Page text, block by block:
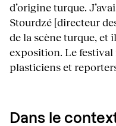
d’origine turque.
Stourdzé [directeur
de la scène turque, et
exposition. Le
plasticiens et
Dans le